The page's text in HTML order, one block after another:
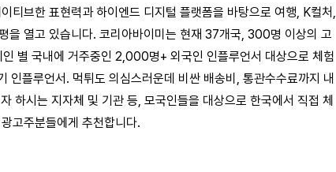
티브한 표현력과 하이엔드 디지털 플랫폼을 바탕으로 여행, K컬처,
을 열고 있습니다. 코리아바이미는 현재 37개국, 300명 이상의 고
별 국내에 거주중인 2,000명+ 외국인 인플루언서 대상으로 체험
인플루언서. 먹튀도 의심스러운데 비싼 배송비, 통관수수료까지 내
하시는 지자체 및 기관 등, 모국인들을 대상으로 한국에서 직접 체
고주분들에게 추천합니다.